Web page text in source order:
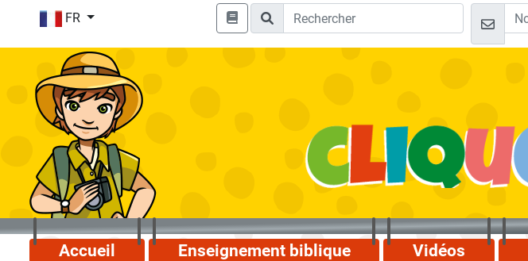
FR
Accueil Enseignement biblique Vidéos